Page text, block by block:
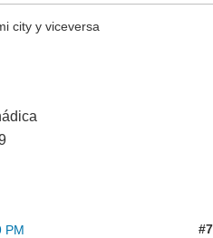
city y viceversa
PM #7